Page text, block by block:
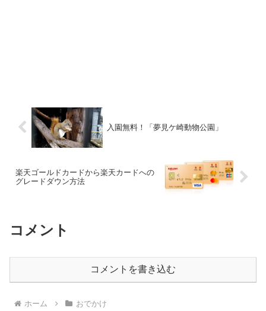
入園無料！「夢見ケ崎動物公園」
楽天ゴールドカードから楽天カードへの
グレードダウン方法
コメント
コメントを書き込む
ホーム おでかけ